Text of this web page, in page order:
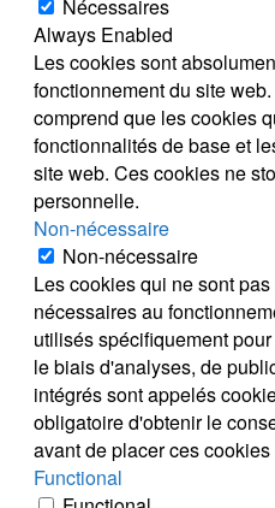
Nécessaires
Always Enabled
Les cookies sont
fonctionnement du site
comprend que les cookies
fonctionnalités de base et
site web. Ces cookies ne
personnelle.
Non-nécessaire
Non-nécessaire
Les cookies qui ne sont
nécessaires au
utilisés spécifiquement
le biais d'analyses, de
intégrés sont appelés
obligatoire d'obtenir le
avant de placer ces
Functional